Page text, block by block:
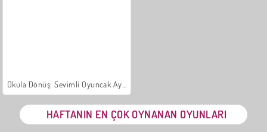
HAFTANIN EN ÇOK OYNANAN OYUNLARI